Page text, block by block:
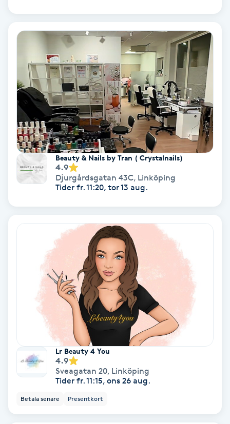
Naglar reparation
Naprapati
Navelpiercing
NBE-massage
Ny frisyr
Olaplex
Olaplexbehandling
Ombre brows
Ombre naglar
Optiker
Ortobionomi
Beauty & Nails by Tran ( Crystalnails)
4.9
Djurgårdsgatan 43C, Linköping
Tider fr. 11:20, tor 13 aug.
Lr Beauty 4 You
4.9
Sveagatan 20, Linköping
Tider fr. 11:15, ons 26 aug.
Betala senare Presentkort